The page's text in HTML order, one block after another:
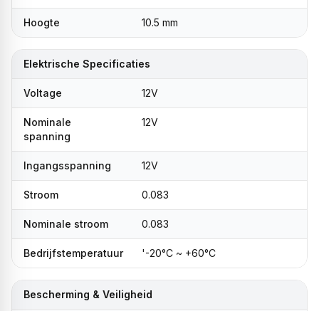
Hoogte 10.5 mm
Elektrische Specificaties
Voltage 12V
Nominale
spanning
12V
Ingangsspanning 12V
Stroom 0.083
Nominale stroom 0.083
Bedrijfstemperatuur '-20°C ~ +60°C
Bescherming & Veiligheid